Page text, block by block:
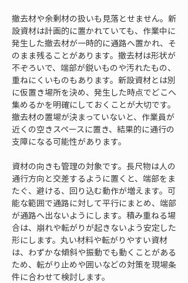
撤去材や余剰材の扱いも見落とせません。新
設資材は計画的に置かれていても、作業中に
発生した撤去材が一時的に通路へ置かれ、そ
のまま残ることがあります。撤去材は形状が
不ぞろいで、端部が鋭いものや汚れたもの、
重ねにくいものもあります。新設資材とは別
に仮置き場所を決め、発生した時点でどこへ
集めるかを明確にしておくことが大切です。
撤去材の置場が決まっていないと、作業員が
近くの空きスペースに置き、結果的に通行の
支障になる可能性があります。
資材の向きも管理の対象です。長尺物は人の
通行方向と交差するように置くと、端部をま
たぐ、避ける、回り込む動作が増えます。可
能な範囲で通路に対して平行にまとめ、端部
が通路へ出ないようにします。積み重ねる場
合は、崩れや転がりが起きないよう安定した
形にします。丸い材料や転がりやすい資材
は、わずかな傾斜や振動でも動くことがある
ため、転がり止めや囲いなどの対策を現場条
件に合わせて検討します。